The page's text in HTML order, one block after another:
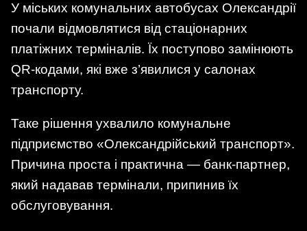
У міських комунальних автобусах Олександрії
почали відмовлятися від стаціонарних
платіжних терміналів. Їх поступово замінюють
QR-кодами, які вже з’явилися у салонах
транспорту.
Таке рішення ухвалило комунальне
підприємство «Олександрійський транспорт».
Причина проста і практична — банк-партнер,
який надавав термінали, припинив їх
обслуговування.